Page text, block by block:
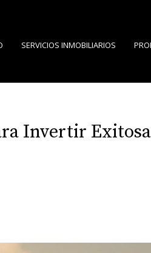
SERVICIOS INMOBILIARIOS
Invertir